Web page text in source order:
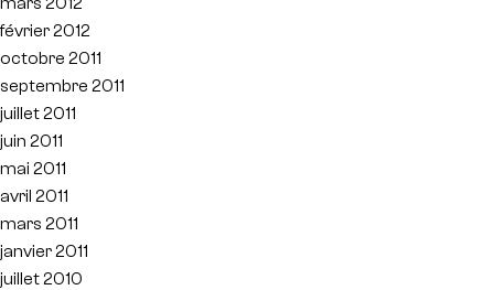
février 2012
octobre 2011
septembre 2011
juillet 2011
juin 2011
mai 2011
avril 2011
mars 2011
janvier 2011
juillet 2010